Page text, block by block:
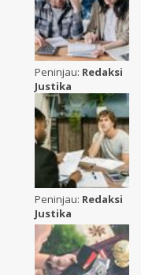
Peninjau: Redaksi
Justika
Peninjau: Redaksi
Justika